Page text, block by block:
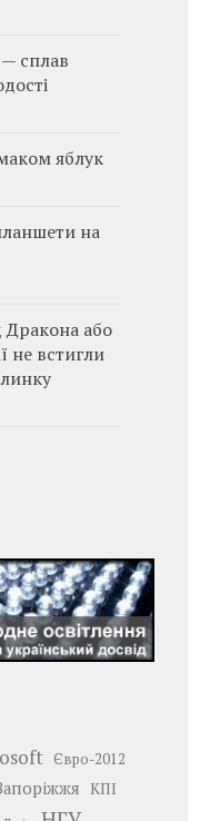
— сплав
яблук
на
Дракона або
не встигли
Євро-2012
КПІ